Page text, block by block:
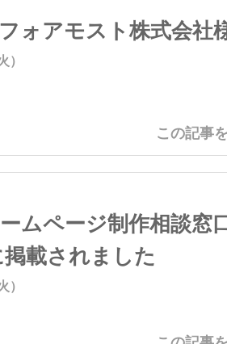
ォアモスト株式会社
この記事
ムページ制作相談窓
掲載されました